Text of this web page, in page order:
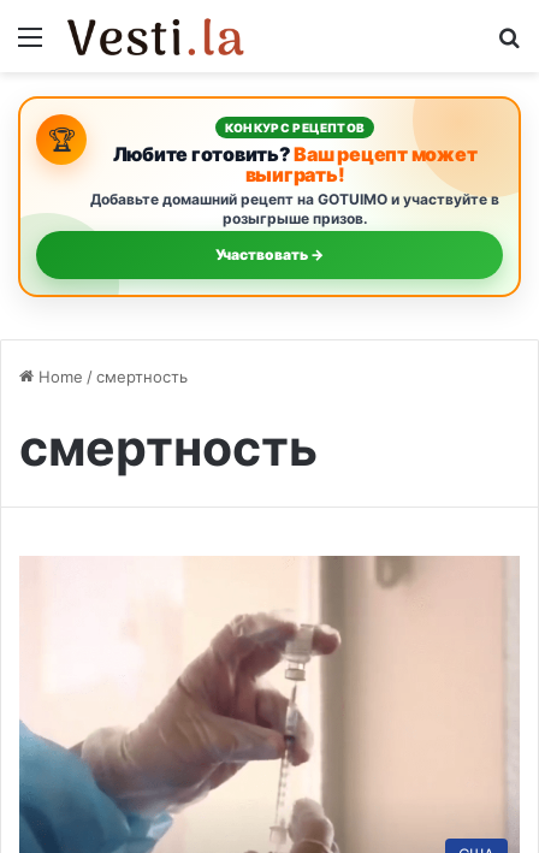
Menu
🏆 КОНКУРС РЕЦЕПТОВ
Любите готовить?Ваш рецепт может
выиграть!
Добавьте домашний рецепт на GOTUIMO и участвуйте в
розыгрыше призов.
Участвовать →
Home /смертность
смертность